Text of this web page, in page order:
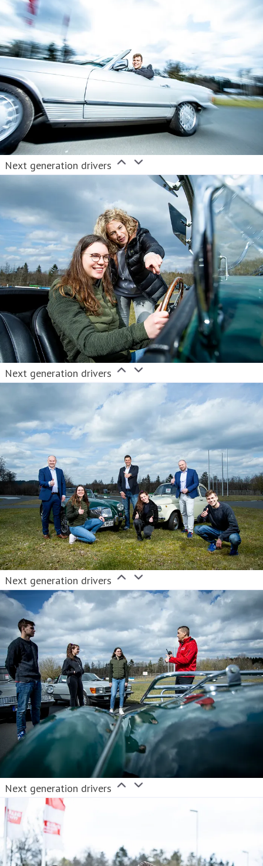
Next generation drivers
Next generation drivers
Next generation drivers
Next generation drivers